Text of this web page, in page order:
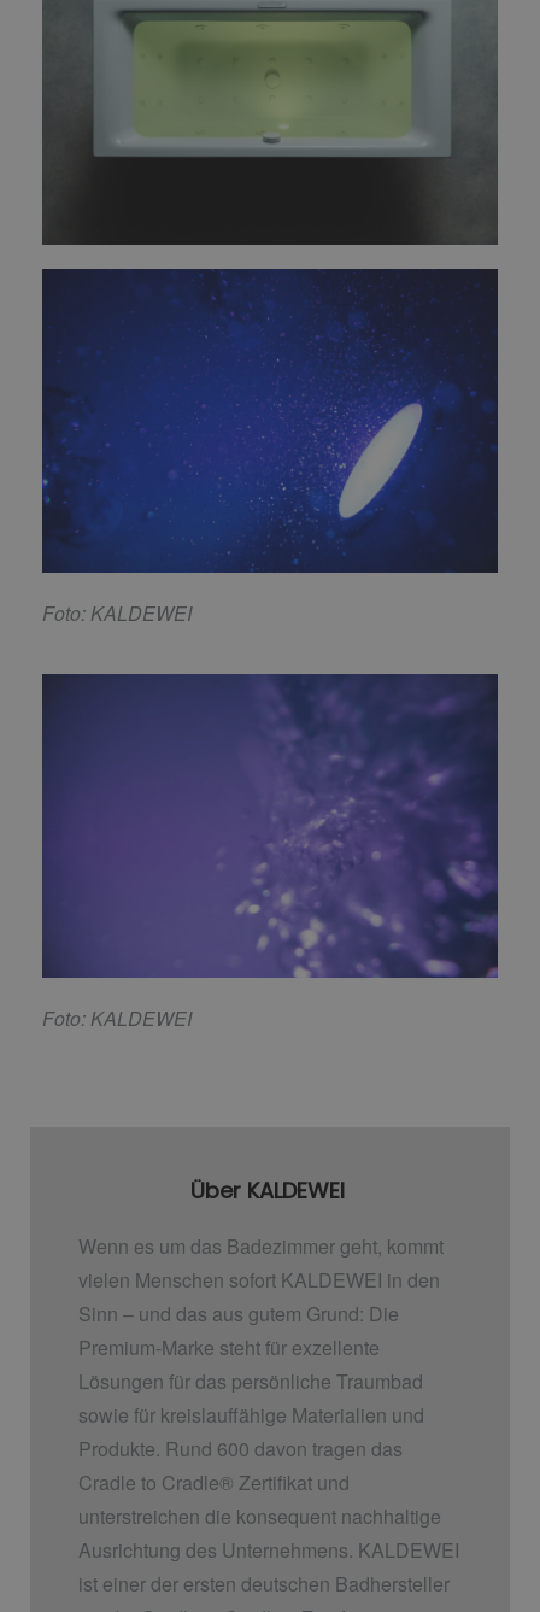
Foto: KALDEWEI
Foto: KALDEWEI
Über KALDEWEI
Wenn es um das Badezimmer geht, kommt
vielen Menschen sofort KALDEWEI in den
Sinn – und das aus gutem Grund: Die
Premium-Marke steht für exzellente
Lösungen für das persönliche Traumbad
sowie für kreislauffähige Materialien und
Produkte. Rund 600 davon tragen das
Cradle to Cradle® Zertifikat und
unterstreichen die konsequent nachhaltige
Ausrichtung des Unternehmens. KALDEWEI
ist einer der ersten deutschen Badhersteller